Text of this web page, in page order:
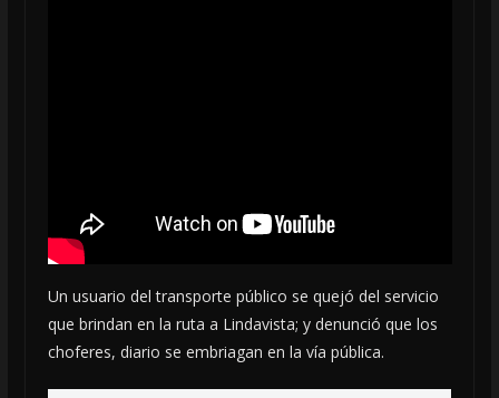
Un usuario del transporte público se quejó del servicio
que brindan en la ruta a Lindavista; y denunció que los
choferes, diario se embriagan en la vía pública.